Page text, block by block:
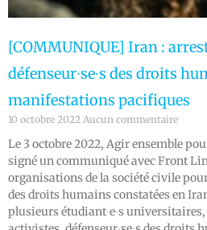
[COMMUNIQUE] Iran :
défenseur∙se∙s des droits
manifestations pacifiques
10 octobre 2022 Aucun commentaire
Le 3 octobre 2022, Agir ensemble
signé un communiqué avec Front
organisations de la société civile
des droits humains constatées en
plusieurs étudiant∙e∙s